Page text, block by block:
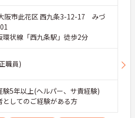
業所づくりが可能！
ど幅広く関与
戦略にも携われる
主体的に動ける
心の環境
ない体制♪
巡回フォロー
署がバックアップ
的に支援あり
阪市此花区 西九条3-12-17 みづ
環状線「西九条駅」徒歩2分
職員)
5年以上(ヘルパー、サ責経験)
してのご経験がある方